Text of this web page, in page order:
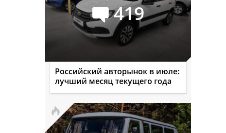
419
Российский авторынок в июле:
лучший месяц текущего года